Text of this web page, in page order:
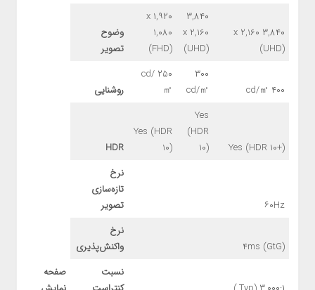
صفحه
۳,۸۴۰ x 2,160
(UHD)
۳,۸۴۰
x 2,160
(UHD)
۱,۹۲۰ x
1,080
(FHD)
وضوح
تصویر
۴۰۰ cd/㎡
۳۰۰
cd/㎡
۲۵۰ cd/
㎡
روشنایی
Yes (HDR 10+)
Yes
(HDR
10)
Yes (HDR
10)
HDR
۶۰Hz
نرخ
تازه‌سازی
تصویر
۴ms (GtG)
نرخ
واکنش‌پذیری
نسبت